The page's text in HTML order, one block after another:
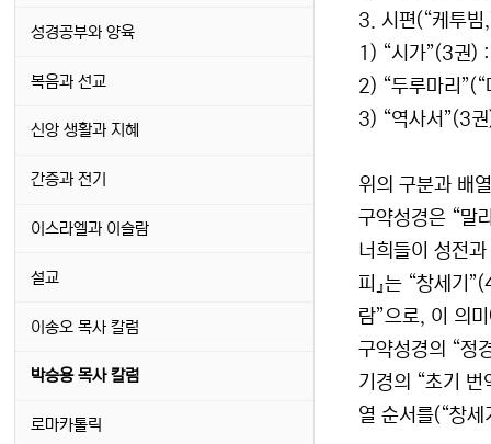
3. 시편(“케투
1) “시가”(3권)
2) “두루마리
3) “역사서”(3
위의 구분과 배
구약성경은 “말
너희들이 성전
피』는 “창세기
람”으로, 이 의
구약성경의 “정
기경의 “초기
열 순서를(“창
성경공부와 양육
복음과 선교
신앙 생활과 지혜
간증과 전기
이스라엘과 이슬람
설교
이송오 목사 칼럼
박승용 목사 칼럼
로마카톨릭